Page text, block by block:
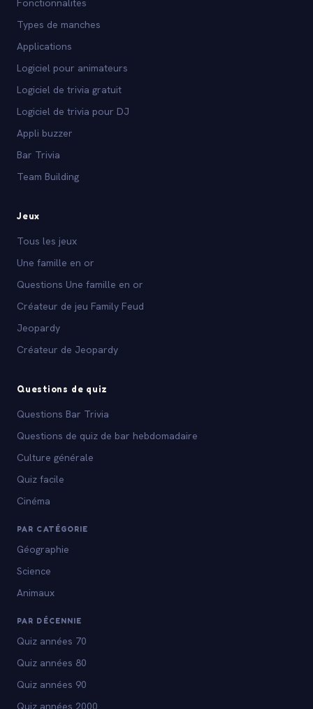
Fonctionnalites
Types de manches
Applications
Logiciel pour animateurs
Logiciel de trivia gratuit
Logiciel de trivia pour DJ
Appli buzzer
Bar Trivia
Team Building
Jeux
Tous les jeux
Une famille en or
Questions Une famille en or
Créateur de jeu Family Feud
Jeopardy
Créateur de Jeopardy
Questions de quiz
Questions Bar Trivia
Questions de quiz de bar hebdomadaire
Culture générale
Quiz facile
Cinéma
PAR CATÉGORIE
Géographie
Science
Animaux
PAR DÉCENNIE
Quiz années 70
Quiz années 80
Quiz années 90
Quiz années 2000